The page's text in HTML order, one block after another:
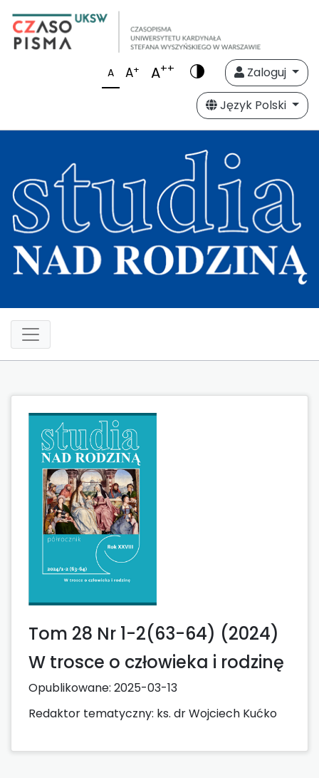
A A+ A++
Zaloguj
Język Polski
Tom 28 Nr 1-2(63-64) (2024)
W trosce o człowieka i rodzinę
Opublikowane: 2025-03-13
Redaktor tematyczny: ks. dr Wojciech Kućko